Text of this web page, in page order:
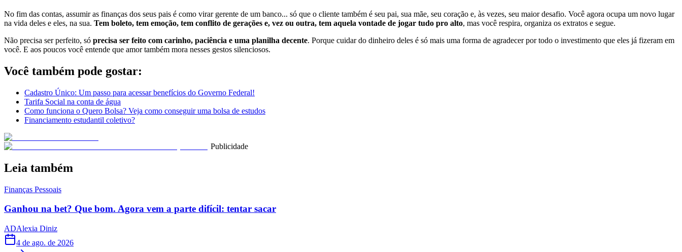
No fim das contas, assumir as finanças dos seus pais é como virar gerente de um banco... só que o cliente também é seu pai, sua mãe, seu coração e, às vezes, seu maior desafio. Você agora ocupa um novo lugar
na vida deles e eles, na sua. Tem boleto, tem emoção, tem conflito de gerações e, vez ou outra, tem aquela vontade de jogar tudo pro alto, mas você respira, organiza os extratos e segue.
Não precisa ser perfeito, só precisa ser feito com carinho, paciência e uma planilha decente. Porque cuidar do dinheiro deles é só mais uma forma de agradecer por todo o investimento que eles já fizeram em
você. E aos poucos você entende que amor também mora nesses gestos silenciosos.
Você também pode gostar:
Cadastro Único: Um passo para acessar benefícios do Governo Federal!
Tarifa Social na conta de água
Como funciona o Quero Bolsa? Veja como conseguir uma bolsa de estudos
Financiamento estudantil coletivo?
Publicidade
Leia também
Finanças Pessoais
Ganhou na bet? Que bom. Agora vem a parte difícil: tentar sacar
ADAlexia Diniz
4 de ago. de 2026